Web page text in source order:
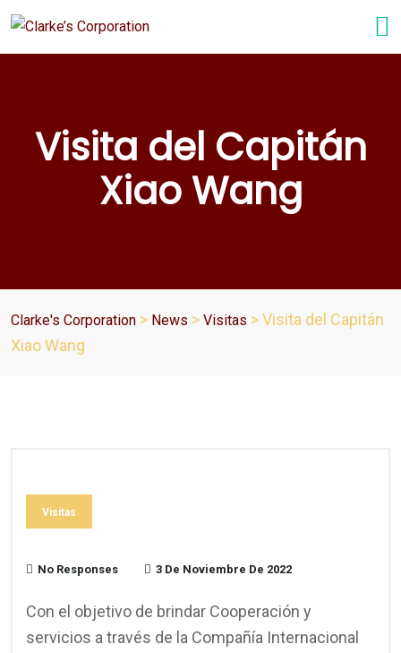
Visita del Capitán
Xiao Wang
Clarke's Corporation > News > Visitas >Visita del Capitán
Xiao Wang
Visitas
No Responses 3 De Noviembre De 2022
Con el objetivo de brindar Cooperación y
servicios a través de la Compañía Internacional